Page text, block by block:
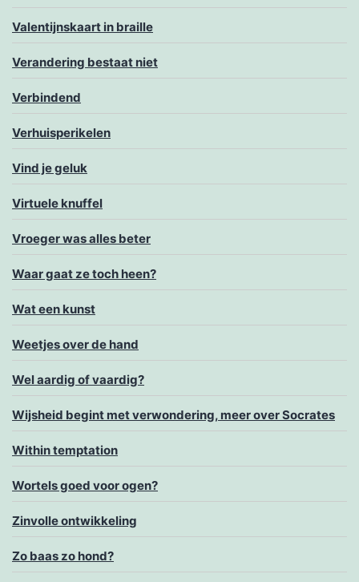
Valentijnskaart in braille
Verandering bestaat niet
Verbindend
Verhuisperikelen
Vind je geluk
Virtuele knuffel
Vroeger was alles beter
Waar gaat ze toch heen?
Wat een kunst
Weetjes over de hand
Wel aardig of vaardig?
Wijsheid begint met verwondering, meer over Socrates
Within temptation
Wortels goed voor ogen?
Zinvolle ontwikkeling
Zo baas zo hond?